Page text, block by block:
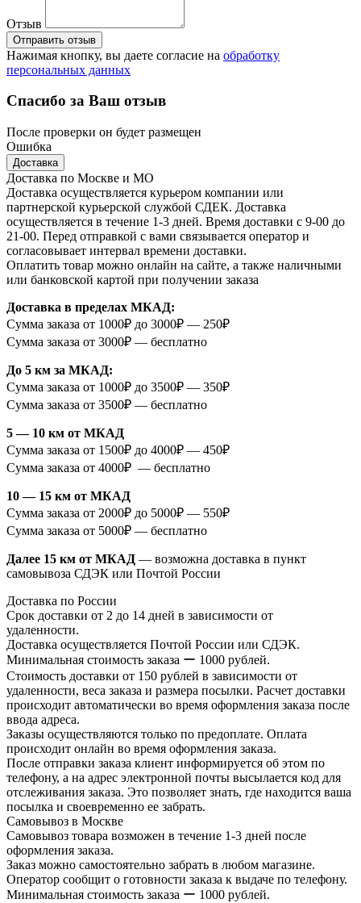
Отзыв
Отправить отзыв
Нажимая кнопку, вы даете согласие на обработку
персональных данных
Спасибо за Ваш отзыв
После проверки он будет размещен
Ошибка
Доставка
Доставка по Москве и МО
Доставка осуществляется курьером компании или
партнерской курьерской службой СДЕК. Доставка
осуществляется в течение 1-3 дней. Время доставки с 9-00 до
21-00. Перед отправкой с вами связывается оператор и
согласовывает интервал времени доставки.
Оплатить товар можно онлайн на сайте, а также наличными
или банковской картой при получении заказа
Доставка в пределах МКАД:
Сумма заказа от 1000₽ до 3000₽ — 250₽
Сумма заказа от 3000₽ — бесплатно
До 5 км за МКАД:
Сумма заказа от 1000₽ до 3500₽ — 350₽
Сумма заказа от 3500₽ — бесплатно
5 — 10 км от МКАД
Сумма заказа от 1500₽ до 4000₽ — 450₽
Сумма заказа от 4000₽ — бесплатно
10 — 15 км от МКАД
Сумма заказа от 2000₽ до 5000₽ — 550₽
Сумма заказа от 5000₽ — бесплатно
Далее 15 км от МКАД — возможна доставка в пункт
самовывоза СДЭК или Почтой России
Доставка по России
Срок доставки от 2 до 14 дней в зависимости от
удаленности.
Доставка осуществляется Почтой России или СДЭК.
Минимальная стоимость заказа ー 1000 рублей.
Стоимость доставки от 150 рублей в зависимости от
удаленности, веса заказа и размера посылки. Расчет доставки
происходит автоматически во время оформления заказа после
ввода адреса.
Заказы осуществляются только по предоплате. Оплата
происходит онлайн во время оформления заказа.
После отправки заказа клиент информируется об этом по
телефону, а на адрес электронной почты высылается код для
отслеживания заказа. Это позволяет знать, где находится ваша
посылка и своевременно ее забрать.
Самовывоз в Москве
Самовывоз товара возможен в течение 1-3 дней после
оформления заказа.
Заказ можно самостоятельно забрать в любом магазине.
Оператор сообщит о готовности заказа к выдаче по телефону.
Минимальная стоимость заказа ー 1000 рублей.